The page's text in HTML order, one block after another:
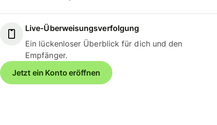
Live-Überweisungsverfolgung
Ein lückenloser Überblick für dich und den
Empfänger.
Jetzt ein Konto eröffnen